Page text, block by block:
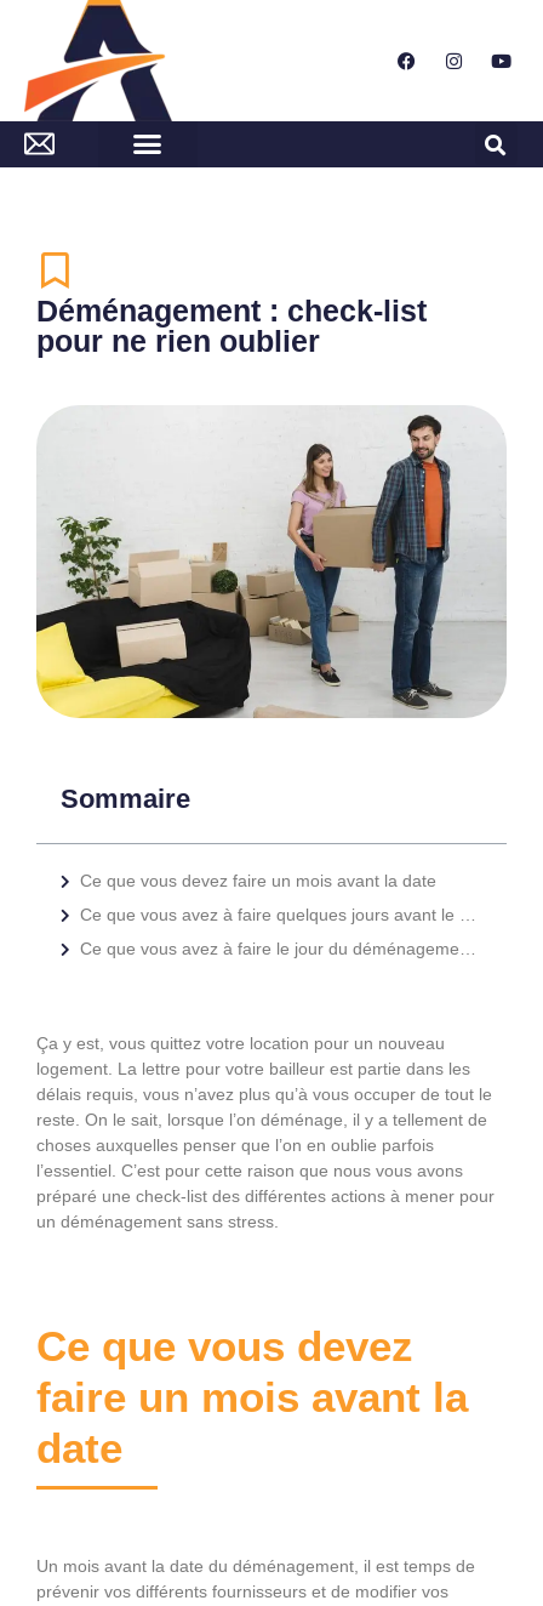
Déménagement : check-list
pour ne rien oublier
Sommaire
Ce que vous devez faire un mois avant la date
Ça y est, vous quittez votre location pour un nouveau
logement. La lettre pour votre bailleur est partie dans les
délais requis, vous n’avez plus qu’à vous occuper de tout le
reste. On le sait, lorsque l’on déménage, il y a tellement de
choses auxquelles penser que l’on en oublie parfois
l’essentiel. C’est pour cette raison que nous vous avons
préparé une check-list des différentes actions à mener pour
un déménagement sans stress.
Ce que vous devez
faire un mois avant la
date
Un mois avant la date du déménagement, il est temps de
prévenir vos différents fournisseurs et de modifier vos